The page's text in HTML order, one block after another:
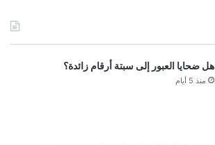
هل ضحايا العبور إلى سبتة أرقام زائدة؟
منذ 5 أيام